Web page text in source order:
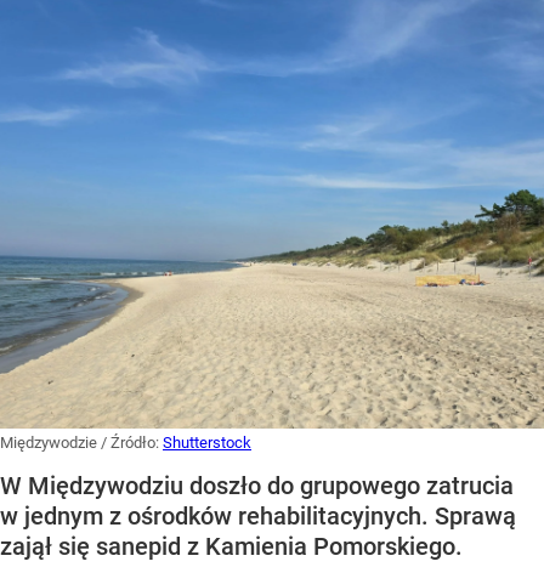
Międzywodzie / Źródło: Shutterstock
W Międzywodziu doszło do grupowego zatrucia
w jednym z ośrodków rehabilitacyjnych. Sprawą
zajął się sanepid z Kamienia Pomorskiego.